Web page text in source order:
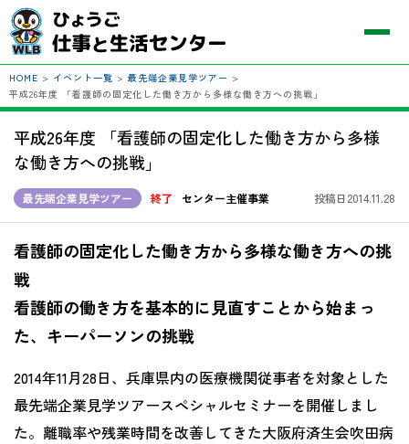
HOME > イベント一覧 > 最先端企業見学ツアー >
平成26年度 「看護師の固定化した働き方から多様な働き方への挑戦」
平成26年度 「看護師の固定化した働き方から多様
な働き方への挑戦」
最先端企業見学ツアー 終了 センター主催事業 投稿日2014.11.28
看護師の固定化した働き方から多様な働き方への挑
戦
看護師の働き方を基本的に見直すことから始まっ
た、キーパーソンの挑戦
2014年11月28日、兵庫県内の医療機関従事者を対象とした
最先端企業見学ツアースペシャルセミナーを開催しまし
た。離職率や残業時間を改善してきた大阪府済生会吹田病